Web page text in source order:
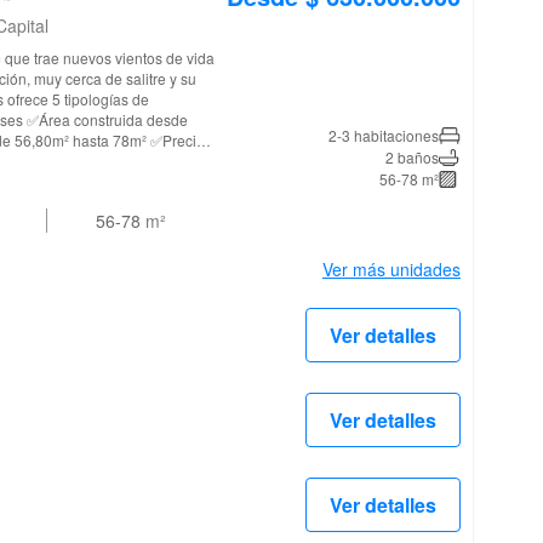
muy cerca de salitre y su
ofrece 5 tipologías de
social, Teatrino social,
Gimnasio privado,
entidades catastrales o
responsable de la
una zona de
el estrato final.
56-78 m²
2-3 habitaciones
2 baños
56-78 m²
Ver más unidades
Ver detalles
Ver detalles
Ver detalles